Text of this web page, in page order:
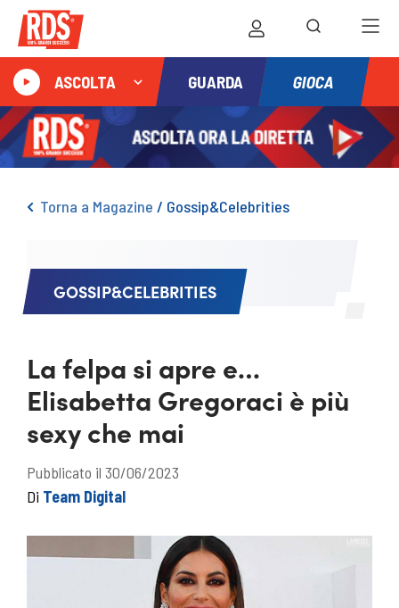
ASCOLTA GUARDA GIOCA
Torna a Magazine / Gossip&Celebrities
GOSSIP&CELEBRITIES
La felpa si apre e…
Elisabetta Gregoraci è più
sexy che mai
Pubblicato il 30/06/2023
Di Team Digital